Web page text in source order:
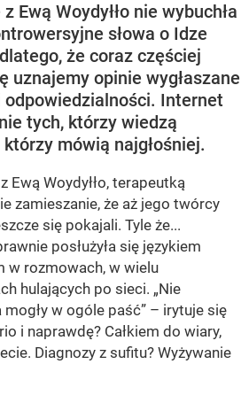
Ewą Woydyłło nie wybuchła
słowa o Idze
że coraz częściej
uznajemy opinie wygłaszane
odpowiedzialności. Internet
tych, którzy wiedzą
mówią najgłośniej.
Ewą Woydyłło, terapeutką
zamieszanie, że aż jego twórcy
się pokajali. Tyle że...
posłużyła się językiem
w rozmowach, w wielu
hulających po sieci. „Nie
mogły w ogóle paść” – irytuje się
i naprawdę? Całkiem do wiary,
Diagnozy z sufitu? Wyżywanie